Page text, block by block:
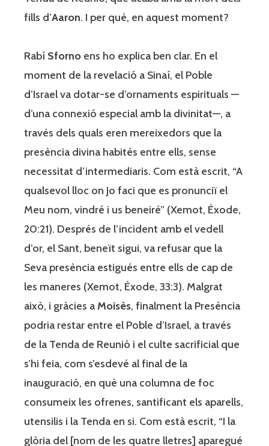
fills d’Aaron. I per què, en aquest moment?
Rabí Sforno ens ho explica ben clar. En el
moment de la revelació a Sinaí, el Poble
d’Israel va dotar-se d’ornaments espirituals —
d’una connexió especial amb la divinitat—, a
través dels quals eren mereixedors que la
presència divina habités entre ells, sense
necessitat d’intermediaris. Com està escrit, “A
qualsevol lloc on Jo faci que es pronunciï el
Meu nom, vindré i us beneiré” (Xemot, Èxode,
20:21). Després de l’incident amb el vedell
d’or, el Sant, beneït sigui, va refusar que la
Seva presència estigués entre ells de cap de
les maneres (Xemot, Èxode, 33:3). Malgrat
això, i gràcies aMoisès, finalment la Presència
podria restar entre el Poble d’Israel, a través
de la Tenda de Reunió i el culte sacrificial que
s’hi feia, com s’esdevé al final de la
inauguració, en què una columna de foc
consumeix les ofrenes, santificant els aparells,
utensilis i la Tenda en si. Com està escrit, “I la
glòria del [nom de les quatre lletres] aparegué